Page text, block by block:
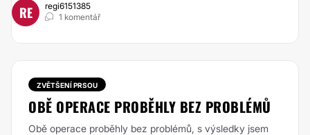
RE
regi6151385
1 komentář
ZVĚTŠENÍ PRSOU
OBĚ OPERACE PROBĚHLY BEZ PROBLÉMŮ
Obě operace proběhly bez problémů, s výsledky jsem